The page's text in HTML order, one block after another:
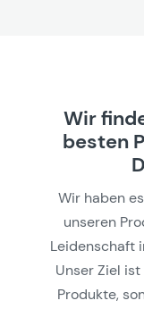
Wir
besten
Wir haben
unseren
Leidenschaft
Unser Ziel
Produkte,